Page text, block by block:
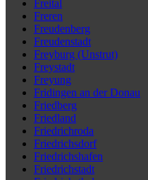
Freital
Freren
Freudenberg
Freudenstadt
Freyburg (Unstrut)
Freystadt
Freyung
Fridingen an der Donau
Friedberg
Friedland
Friedrichroda
Friedrichsdorf
Friedrichshafen
Friedrichstadt